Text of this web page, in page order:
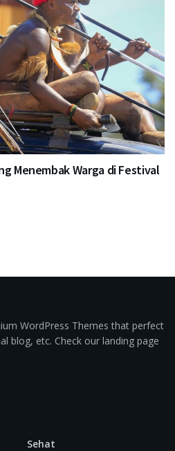
Menembak Warga di Festival
WordPress Themes that perfect
blog, etc. Check our landing page
Sehat